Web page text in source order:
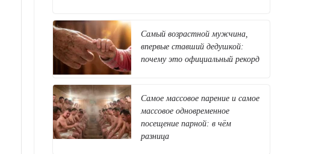
Самый возрастной мужчина,
впервые ставший дедушкой:
почему это официальный рекорд
Самое массовое парение и самое
массовое одновременное
посещение парной: в чём
разница